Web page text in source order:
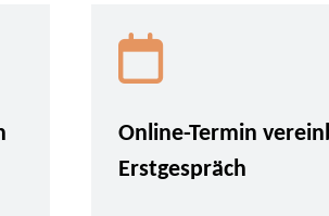
Online-Termin
Erstgespräch